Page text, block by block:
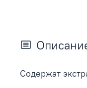
Содержат